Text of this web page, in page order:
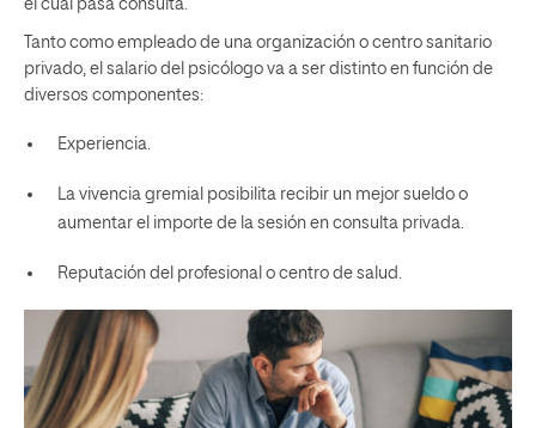
el cual pasa consulta.
Tanto como empleado de una organización o centro sanitario
privado, el salario del psicólogo va a ser distinto en función de
diversos componentes:
Experiencia.
La vivencia gremial posibilita recibir un mejor sueldo o
aumentar el importe de la sesión en consulta privada.
Reputación del profesional o centro de salud.